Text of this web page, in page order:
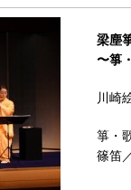
梁塵
〜箏
川崎
箏・
篠笛